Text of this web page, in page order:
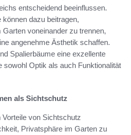
entscheidend beeinflussen.
dazu beitragen,
voneinander zu trennen,
angenehme Ästhetik schaffen.
Spalierbäume eine exzellente
sowohl Optik als auch Funktionalität
als Sichtschutz
von Sichtschutz
Privatsphäre im Garten zu